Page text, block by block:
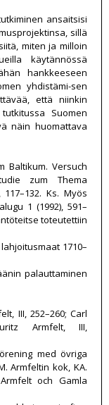
ansaitsisi
sillä
miten ja milloin
käytännössä
hankkeeseen
yhdistämi-sen
että niinkin
Suomen
näin huomattava
Baltikum. Versuch
zum Thema
Ks. Myös
1 (1992), 591–
toteutettiin
1710–
palauttaminen
III, 252–260; Carl
Armfelt, III,
med övriga
Armfeltin kok, KA.
och Gamla